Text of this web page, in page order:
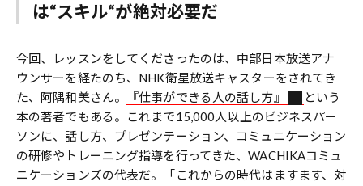
は“スキル“が絶対必要だ
今回、レッスンをしてくださったのは、中部日本放送アナ
ウンサーを経たのち、NHK衛星放送キャスターをされてき
た、阿隅和美さん。
『仕事ができる人の話し方』
という
本の著者でもある。これまで15,000人以上のビジネスパー
ソンに、話し方、プレゼンテーション、コミュニケーション
の研修やトレーニング指導を行ってきた、WACHIKAコミュ
ニケーションズの代表だ。「これからの時代はますます、対